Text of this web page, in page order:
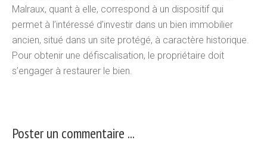
Malraux, quant à elle, correspond à un dispositif qui
permet à l’intéressé d’investir dans un bien immobilier
ancien, situé dans un site protégé, à caractère historique.
Pour obtenir une défiscalisation, le propriétaire doit
s’engager à restaurer le bien.
Poster un commentaire ...